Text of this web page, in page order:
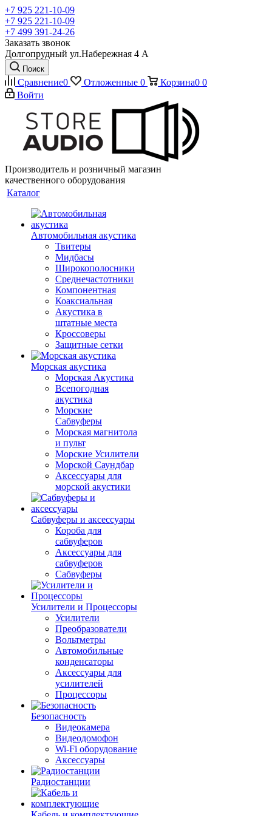
+7 925 221-10-09
+7 925 221-10-09
+7 499 391-24-26
Заказать звонок
Долгопрудный ул.Набережная 4 А
Поиск
Сравнение0 Отложенные 0 Корзина0 0
Войти
Производитель и розничный магазин
качественного оборудования
Каталог
Автомобильная акустика
Твитеры
Мидбасы
Широкополосники
Среднечастотники
Компонентная
Коаксиальная
Акустика в
штатные места
Кроссоверы
Защитные сетки
Морская акустика
Морская Акустика
Всепогодная
акустика
Морские
Сабвуферы
Морская магнитола
и пульт
Морские Усилители
Морской Cаундбар
Аксессуары для
морской акустики
Сабвуферы и аксессуары
Короба для
сабвуферов
Аксессуары для
сабвуферов
Сабвуферы
Усилители и Процессоры
Усилители
Преобразователи
Вольтметры
Автомобильные
конденсаторы
Аксессуары для
усилителей
Процессоры
Безопасность
Видеокамера
Видеодомофон
Wi-Fi оборудование
Аксессуары
Радиостанции